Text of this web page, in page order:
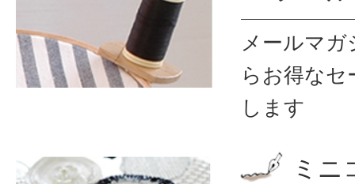
メールマ
ら お得なセ
します
ミニ